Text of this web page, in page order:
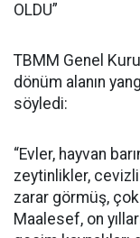
OLDU”
TBMM Genel
dönüm alanın
söyledi:
“Evler, hayvan
zeytinlikler,
zarar görmüş,
Maalesef, on